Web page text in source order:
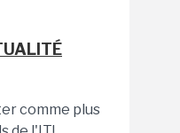
comme plus